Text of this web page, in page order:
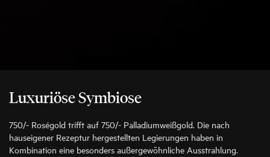
Luxuriöse Symbiose
750/- Roségold trifft auf 750/- Palladiumweißgold. Die nach
hauseigener Rezeptur hergestellten Legierungen haben in
Kombination eine besonders außergewöhnliche Ausstrahlung.